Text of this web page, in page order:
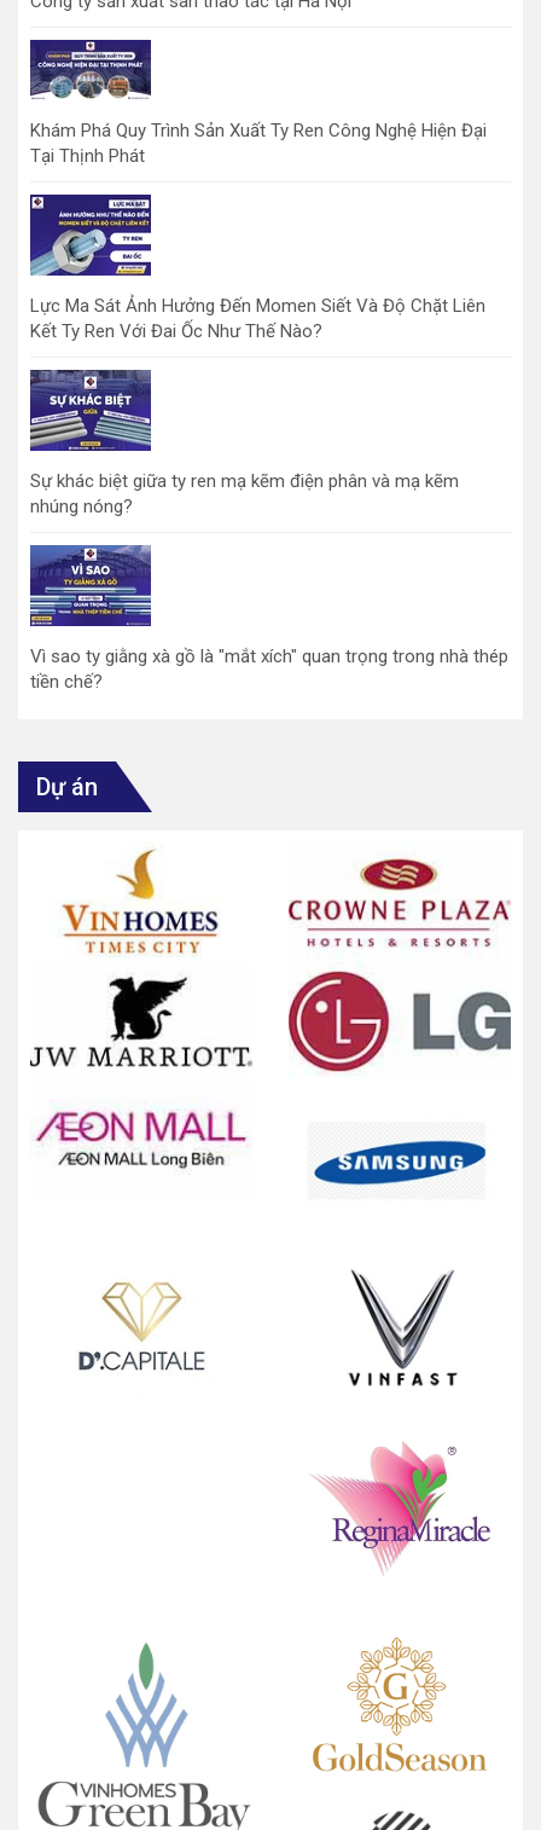
Khám Phá Quy Trình Sản Xuất Ty Ren Công Nghệ Hiện Đại
Tại Thịnh Phát
Lực Ma Sát Ảnh Hưởng Đến Momen Siết Và Độ Chặt Liên
Kết Ty Ren Với Đai Ốc Như Thế Nào?
Sự khác biệt giữa ty ren mạ kẽm điện phân và mạ kẽm
nhúng nóng?
Vì sao ty giằng xà gồ là "mắt xích" quan trọng trong nhà thép
tiền chế?
Dự án